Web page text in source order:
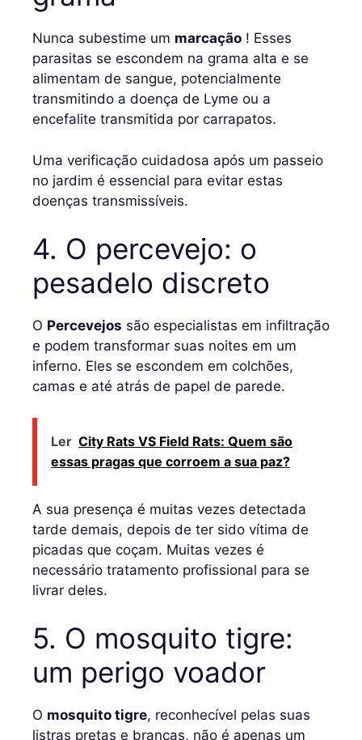
Nunca subestime um marcação ! Esses
parasitas se escondem na grama alta e se
alimentam de sangue, potencialmente
transmitindo a doença de Lyme ou a
encefalite transmitida por carrapatos.
Uma verificação cuidadosa após um passeio
no jardim é essencial para evitar estas
doenças transmissíveis.
4. O percevejo: o
pesadelo discreto
O Percevejos são especialistas em infiltração
e podem transformar suas noites em um
inferno. Eles se escondem em colchões,
camas e até atrás de papel de parede.
Ler City Rats VS Field Rats: Quem são
essas pragas que corroem a sua paz?
A sua presença é muitas vezes detectada
tarde demais, depois de ter sido vítima de
picadas que coçam. Muitas vezes é
necessário tratamento profissional para se
livrar deles.
5. O mosquito tigre:
um perigo voador
O mosquito tigre, reconhecível pelas suas
listras pretas e brancas, não é apenas um